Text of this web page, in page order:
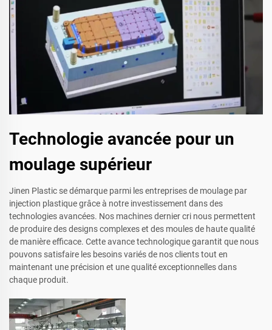
Technologie avancée pour un
moulage supérieur
Jinen Plastic se démarque parmi les entreprises de moulage par
injection plastique grâce à notre investissement dans des
technologies avancées. Nos machines dernier cri nous permettent
de produire des designs complexes et des moules de haute qualité
de manière efficace. Cette avance technologique garantit que nous
pouvons satisfaire les besoins variés de nos clients tout en
maintenant une précision et une qualité exceptionnelles dans
chaque produit.